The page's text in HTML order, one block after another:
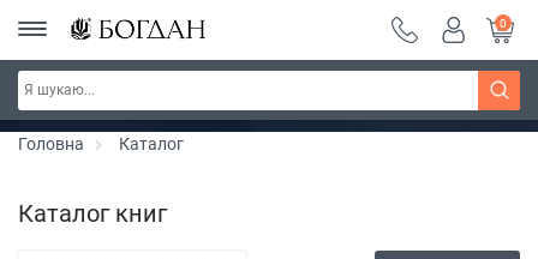
Серія "Чейзіана" ~ знижка 20%
0
Головна Каталог
Каталог книг